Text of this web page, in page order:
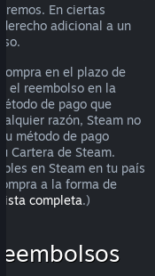
En ciertas
adicional a un
en el plazo de
el reembolso en la
de pago que
razón, Steam no
método de pago
Cartera de Steam.
en Steam en tu país
a la forma de
lista completa.)